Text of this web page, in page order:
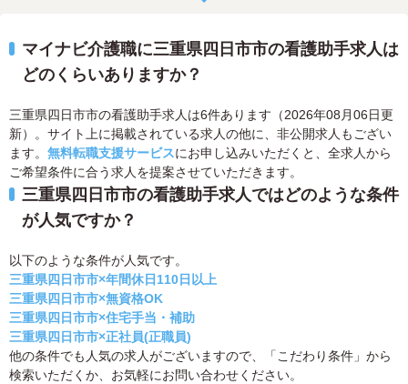
マイナビ介護職に三重県四日市市の看護助手求人は
どのくらいありますか？
三重県四日市市の看護助手求人は6件あります（2026年08月06日更
新）。サイト上に掲載されている求人の他に、非公開求人もござい
ます。 無料転職支援サービスにお申し込みいただくと、全求人から
ご希望条件に合う求人を提案させていただきます。
三重県四日市市の看護助手求人ではどのような条件
が人気ですか？
以下のような条件が人気です。
三重県四日市市×年間休日110日以上
三重県四日市市×無資格OK
三重県四日市市×住宅手当・補助
三重県四日市市×正社員(正職員)
他の条件でも人気の求人がございますので、「こだわり条件」から
検索いただくか、お気軽にお問い合わせください。